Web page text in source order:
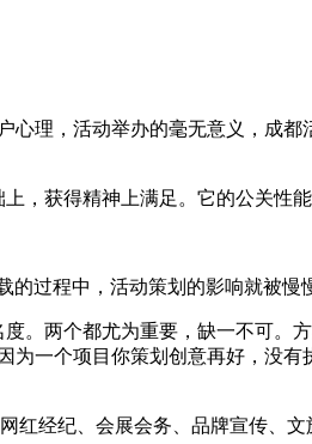
理，活动举办的毫无意义，成都
获得精神上满足。它的公关性能
过程中，活动策划的影响就被慢
。两个都尤为重要，缺一不可。方
为一个项目你策划创意再好，没有
经纪、会展会务、品牌宣传、文